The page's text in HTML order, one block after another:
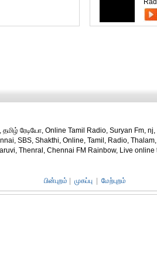
ரேடியோ, Online Tamil Radio, Suryan Fm,
SBS, Shakthi, Online, Tamil, Radio,
Thenral, Chennai FM Rainbow, Live
பின்புறம் முகப்பு மேற்புறம்